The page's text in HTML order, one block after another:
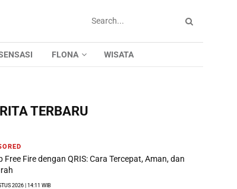
FLONA WISATA
TERBARU
Free Fire dengan QRIS: Cara Tercepat, Aman, dan
2026 | 14:11 WIB